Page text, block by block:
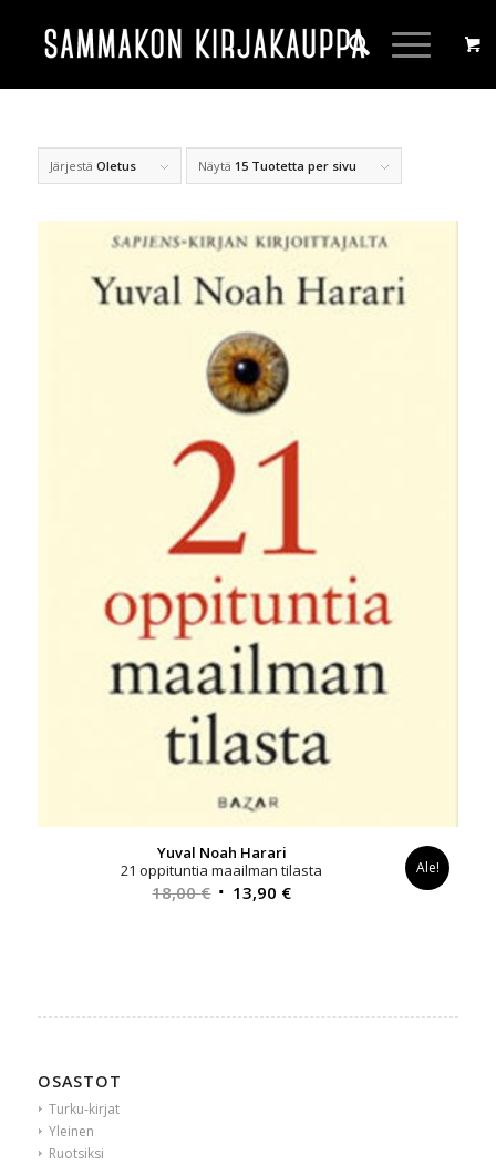
Järjestä Oletus Näytä 15 Tuotetta per sivu
Yuval Noah Harari
21 oppituntia maailman tilasta
18,00€ Alkuperäinen
13,90 €Nykyinen
Ale!
OSASTOT
Turku-kirjat
Yleinen
Ruotsiksi